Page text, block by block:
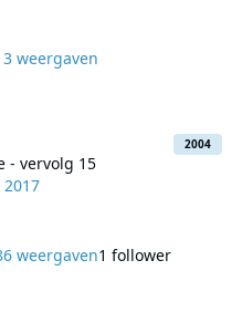
weergaven
- vervolg 15
2017
2004
weergaven1 follower